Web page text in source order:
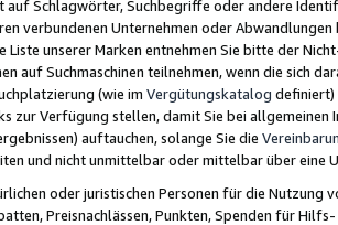
auf Schlagwörter, Suchbegriffe oder andere
verbundenen Unternehmen oder
Liste unserer Marken entnehmen Sie bitte der
auf Suchmaschinen teilnehmen, wenn die sich
(wie im Vergütungskatalog definiert)
zur Verfügung stellen, damit Sie bei
auftauchen, solange Sie die
und nicht unmittelbar oder mittelbar über eine
oder juristischen Personen für die Nutzung
Preisnachlässen, Punkten, Spenden für